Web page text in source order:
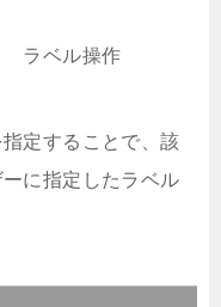
ラベル操作
定することで、該
に指定したラベル